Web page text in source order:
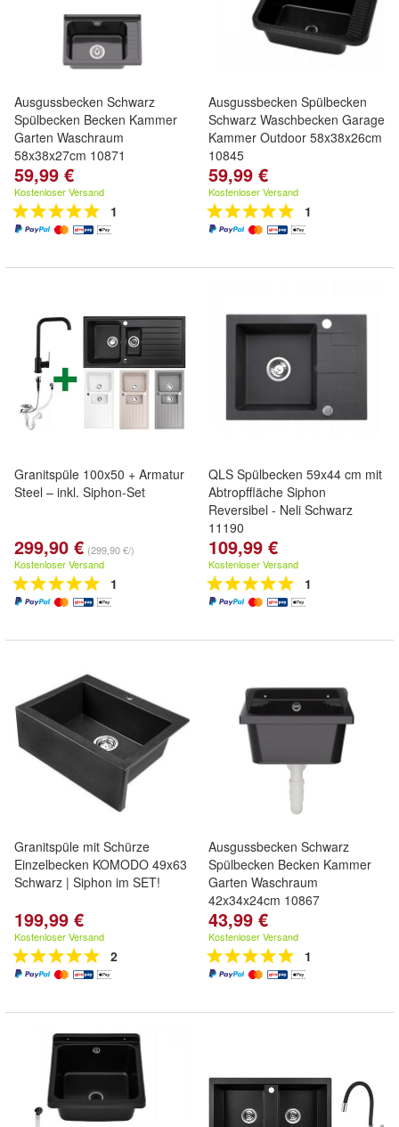
Ausgussbecken Schwarz
Spülbecken Becken Kammer
Garten Waschraum
58x38x27cm 10871
59,99 €
Kostenloser Versand
1
Ausgussbecken Spülbecken
Schwarz Waschbecken Garage
Kammer Outdoor 58x38x26cm
10845
59,99 €
Kostenloser Versand
1
Granitspüle 100x50 + Armatur
Steel – inkl. Siphon-Set
299,90 € (299,90 €/)
Kostenloser Versand
1
QLS Spülbecken 59x44 cm mit
Abtropffläche Siphon
Reversibel - Neli Schwarz
11190
109,99 €
Kostenloser Versand
1
Granitspüle mit Schürze
Einzelbecken KOMODO 49x63
Schwarz | Siphon im SET!
199,99 €
Kostenloser Versand
2
Ausgussbecken Schwarz
Spülbecken Becken Kammer
Garten Waschraum
42x34x24cm 10867
43,99 €
Kostenloser Versand
1